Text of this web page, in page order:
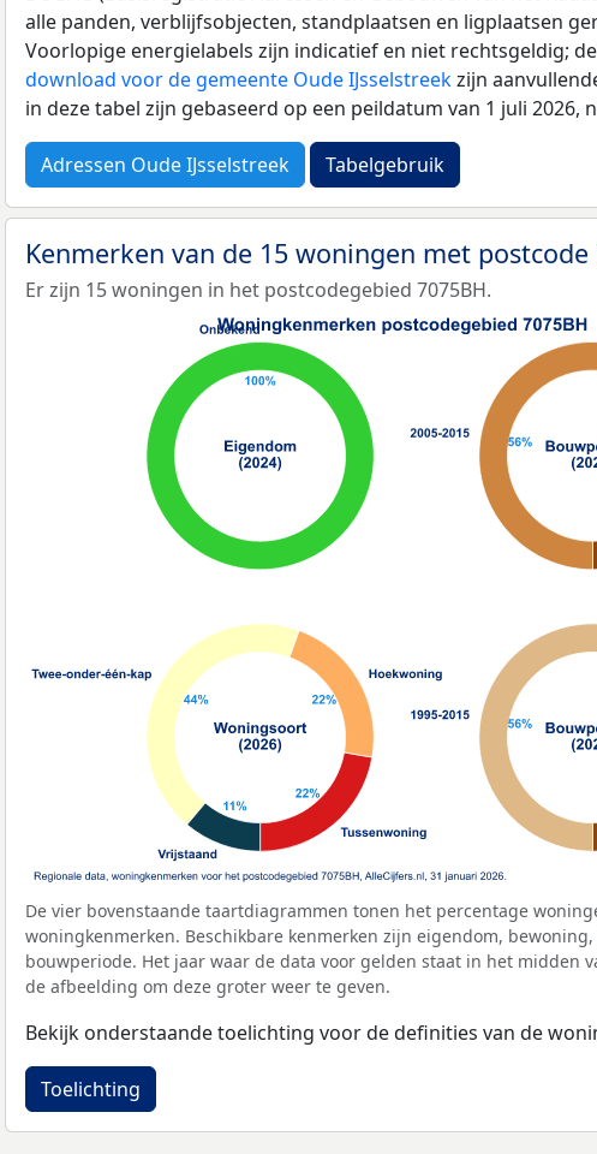
alle panden, verblijfsobjecten, standplaatsen en ligplaatsen
Voorlopige energielabels zijn indicatief en niet rechtsgeldig;
download voor de gemeente Oude IJsselstreekzijn
in deze tabel zijn gebaseerd op een peildatum van 1 juli
Adressen Oude IJsselstreek Tabelgebruik
Kenmerken van de 15 woningen met postcode
Er zijn 15 woningen in het postcodegebied 7075BH.
De vier bovenstaande taartdiagrammen tonen het percentage
woningkenmerken. Beschikbare kenmerken zijn eigendom,
bouwperiode. Het jaar waar de data voor gelden staat in het midden
de afbeelding om deze groter weer te geven.
Bekijk onderstaande toelichting voor de definities van de
Toelichting